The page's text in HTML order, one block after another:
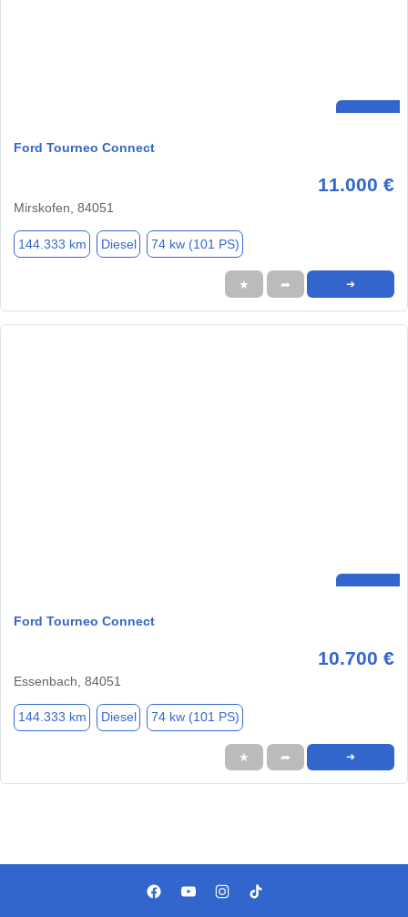
Ford Tourneo Connect
11.000 €
Mirskofen, 84051
144.333 km Diesel 74 kw (101 PS)
★ ➦ ➜
Ford Tourneo Connect
10.700 €
Essenbach, 84051
144.333 km Diesel 74 kw (101 PS)
★ ➦ ➜